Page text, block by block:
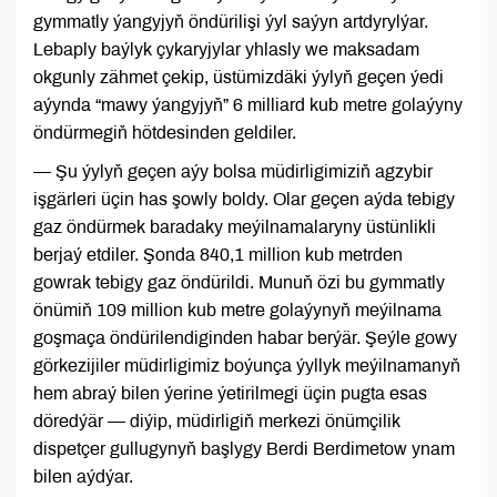
gymmatly ýangyjyň öndürilişi ýyl saýyn artdyrylýar.
Lebaply baýlyk çykaryjylar yhlasly we maksadam
okgunly zähmet çekip, üstümizdäki ýylyň geçen ýedi
aýynda “mawy ýangyjyň” 6 milliard kub metre golaýyny
öndürmegiň hötdesinden geldiler.
— Şu ýylyň geçen aýy bolsa müdirligimiziň agzybir
işgärleri üçin has şowly boldy. Olar geçen aýda tebigy
gaz öndürmek baradaky meýilnamalaryny üstünlikli
berjaý etdiler. Şonda 840,1 million kub metrden
gowrak tebigy gaz öndürildi. Munuň özi bu gymmatly
önümiň 109 million kub metre golaýynyň meýilnama
goşmaça öndürilendiginden habar berýär. Şeýle gowy
görkezijiler müdirligimiz boýunça ýyllyk meýilnamanyň
hem abraý bilen ýerine ýetirilmegi üçin pugta esas
döredýär — diýip, müdirligiň merkezi önümçilik
dispetçer gullugynyň başlygy Berdi Berdimetow ynam
bilen aýdýar.